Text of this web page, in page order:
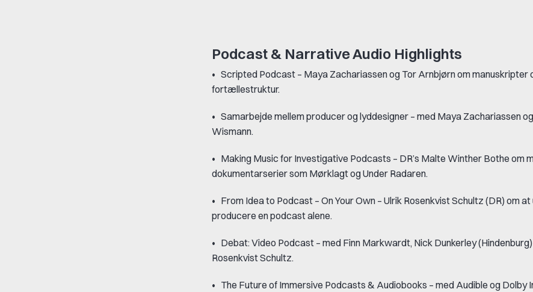
Podcast & Narrative Audio Highlights
• Scripted Podcast – Maya Zachariassen og Tor Arnbjørn om manuskripter
fortællestruktur.
• Samarbejde mellem producer og lyddesigner – med Maya Zachariassen
Wismann.
• Making Music for Investigative Podcasts – DR’s Malte Winther Bothe om
dokumentarserier som Mørklagt og Under Radaren.
• From Idea to Podcast – On Your Own – Ulrik Rosenkvist Schultz (DR) om
producere en podcast alene.
• Debat: Video Podcast – med Finn Markwardt, Nick Dunkerley
Rosenkvist Schultz.
• The Future of Immersive Podcasts & Audiobooks – med Audible og Dolby